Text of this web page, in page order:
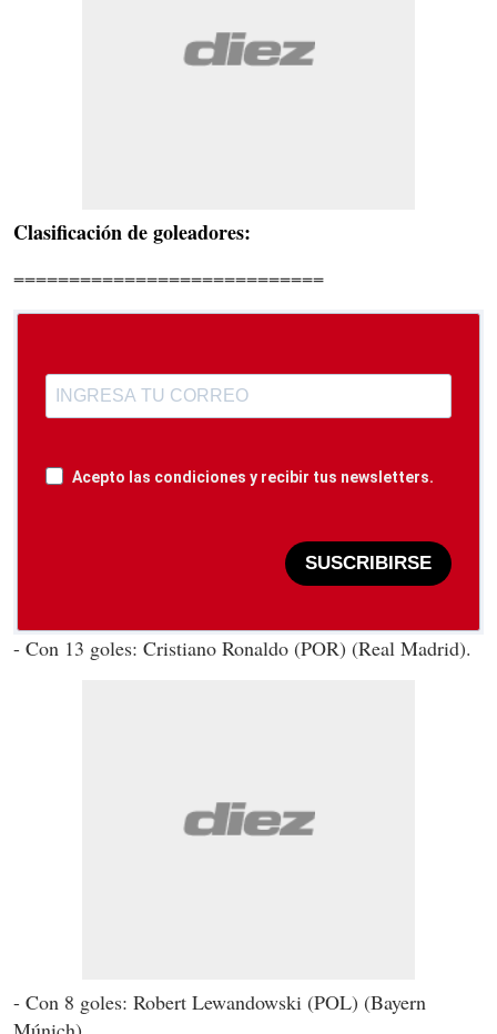
Clasificación de goleadores:
============================
Acepto las condiciones y recibir tus newsletters.
SUSCRIBIRSE
- Con 13 goles: Cristiano Ronaldo (POR) (Real Madrid).
- Con 8 goles: Robert Lewandowski (POL) (Bayern